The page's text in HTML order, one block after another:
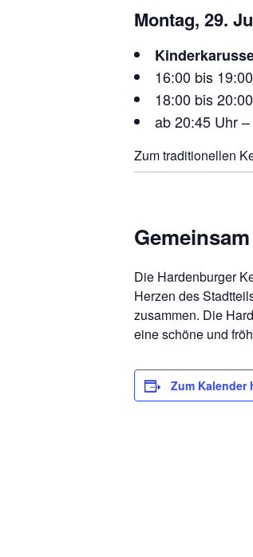
Montag, 29.
16:00 bis
18:00 bis
ab 20:45 Uhr –
Zum traditionellen
Die Hardenburger
Herzen des
zusammen. Die
eine schöne und
Zum Kalender